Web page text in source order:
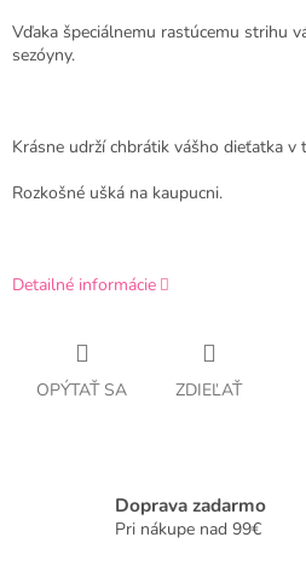
Vďaka špeciálnemu rastúcemu strihu
sezóyny.
Krásne udrží chbrátik vášho dieťatka v
Rozkošné ušká na kaupucni.
Detailné informácie
OPÝTAŤ SA ZDIEĽAŤ
Doprava zadarmo
Pri nákupe nad 99€